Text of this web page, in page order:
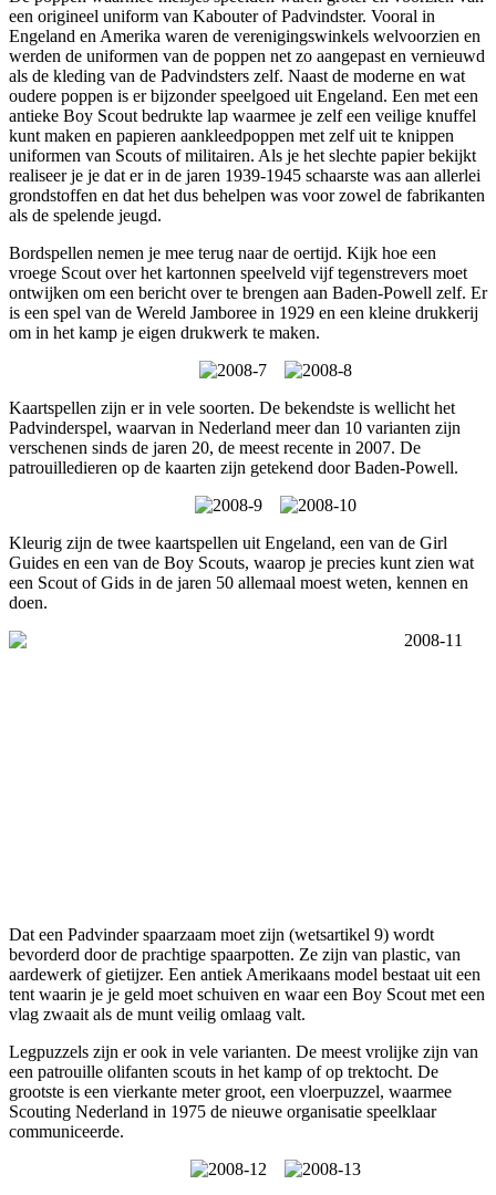
een origineel uniform van Kabouter of Padvindster. Vooral in
Engeland en Amerika waren de verenigingswinkels welvoorzien en
werden de uniformen van de poppen net zo aangepast en vernieuwd
als de kleding van de Padvindsters zelf. Naast de moderne en wat
oudere poppen is er bijzonder speelgoed uit Engeland. Een met een
antieke Boy Scout bedrukte lap waarmee je zelf een veilige knuffel
kunt maken en papieren aankleedpoppen met zelf uit te knippen
uniformen van Scouts of militairen. Als je het slechte papier bekijkt
realiseer je je dat er in de jaren 1939-1945 schaarste was aan allerlei
grondstoffen en dat het dus behelpen was voor zowel de fabrikanten
als de spelende jeugd.
Bordspellen nemen je mee terug naar de oertijd. Kijk hoe een
vroege Scout over het kartonnen speelveld vijf tegenstrevers moet
ontwijken om een bericht over te brengen aan Baden-Powell zelf. Er
is een spel van de Wereld Jamboree in 1929 en een kleine drukkerij
om in het kamp je eigen drukwerk te maken.
Kaartspellen zijn er in vele soorten. De bekendste is wellicht het
Padvinderspel, waarvan in Nederland meer dan 10 varianten zijn
verschenen sinds de jaren 20, de meest recente in 2007. De
patrouilledieren op de kaarten zijn getekend door Baden-Powell.
Kleurig zijn de twee kaartspellen uit Engeland, een van de Girl
Guides en een van de Boy Scouts, waarop je precies kunt zien wat
een Scout of Gids in de jaren 50 allemaal moest weten, kennen en
doen.
Dat een Padvinder spaarzaam moet zijn (wetsartikel 9) wordt
bevorderd door de prachtige spaarpotten. Ze zijn van plastic, van
aardewerk of gietijzer. Een antiek Amerikaans model bestaat uit een
tent waarin je je geld moet schuiven en waar een Boy Scout met een
vlag zwaait als de munt veilig omlaag valt.
Legpuzzels zijn er ook in vele varianten. De meest vrolijke zijn van
een patrouille olifanten scouts in het kamp of op trektocht. De
grootste is een vierkante meter groot, een vloerpuzzel, waarmee
Scouting Nederland in 1975 de nieuwe organisatie speelklaar
communiceerde.